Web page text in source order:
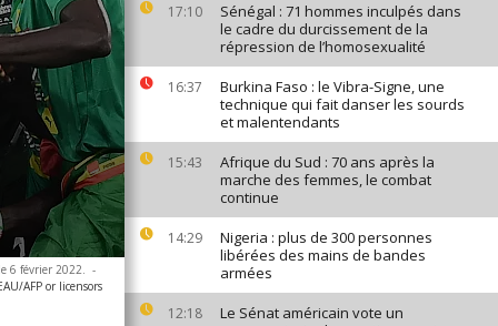
17:10
Sénégal : 71 hommes inculpés dans
le cadre du durcissement de la
répression de l’homosexualité
16:37
Burkina Faso : le Vibra-Signe, une
technique qui fait danser les sourds
et malentendants
15:43
Afrique du Sud : 70 ans après la
marche des femmes, le combat
continue
14:29
Nigeria : plus de 300 personnes
libérées des mains de bandes
armées
12:18
Le Sénat américain vote un
6 février 2022. -
AFP or licensors